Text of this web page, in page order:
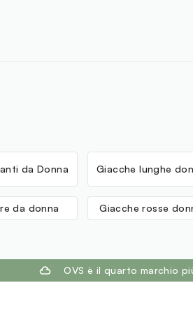
da Donna Giacche lunghe
da donna Giacche rosse
OVS è il quarto marchio